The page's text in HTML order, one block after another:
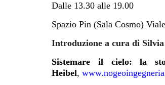
Dalle 13.30 alle 19.00
Spazio Pin (Sala Cosmo)
Introduzione a cura di
Sistemare il cielo: la
Heibel,